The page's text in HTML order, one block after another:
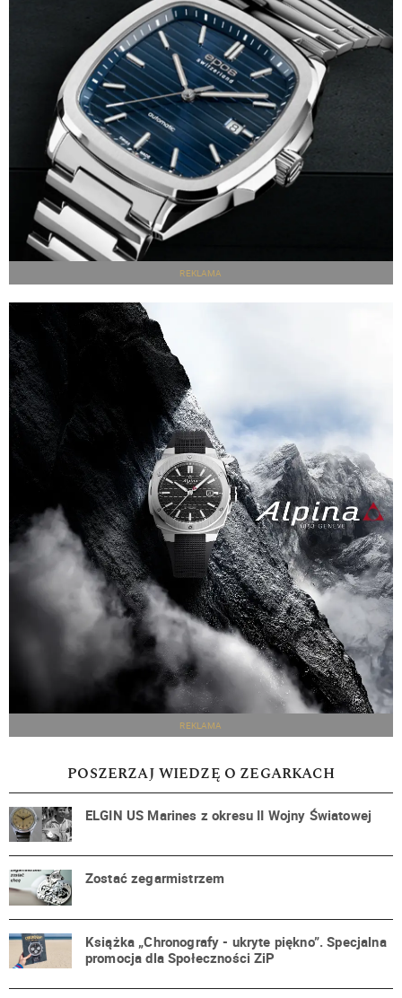
REKLAMA
REKLAMA
POSZERZAJ WIEDZĘ O ZEGARKACH
ELGIN US Marines z okresu II Wojny Światowej
Zostać zegarmistrzem
Książka „Chronografy - ukryte piękno”. Specjalna
promocja dla Społeczności ZiP